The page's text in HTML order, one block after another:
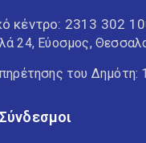
κέντρο: 2313 302
24, Εύοσμος,
του Δημότη: